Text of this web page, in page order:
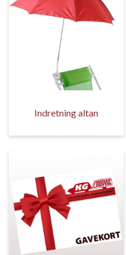
Indretning altan